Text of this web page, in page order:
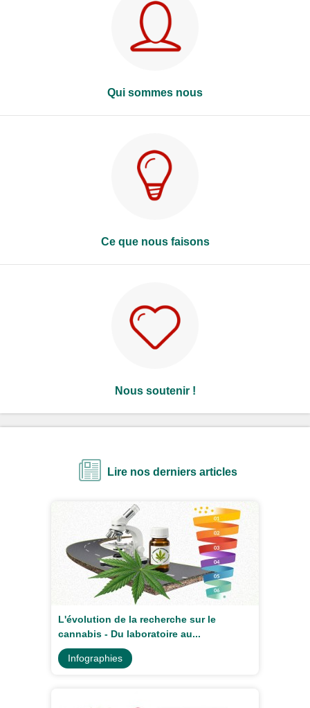
Qui sommes nous
Ce que nous faisons
Nous soutenir !
Lire nos derniers articles
L'évolution de la recherche sur le
cannabis - Du laboratoire au...
Infographies